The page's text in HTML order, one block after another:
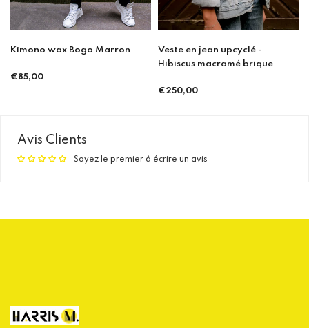
Kimono wax Bogo Marron
€85,00
Veste en jean upcyclé -
Hibiscus macramé brique
€250,00
Avis Clients
Soyez le premier à écrire un avis